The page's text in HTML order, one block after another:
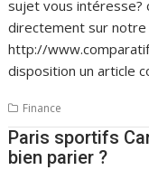
sujet vous intéresse?
directement sur
http://
disposition un article
Finance
Paris sportifs
bien parier ?